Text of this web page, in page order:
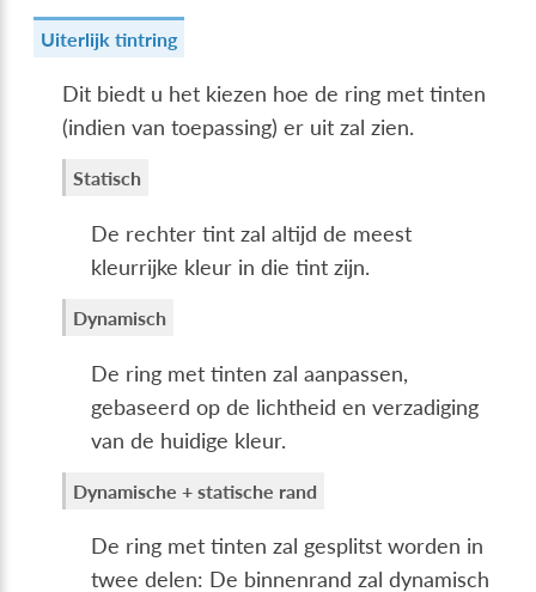
Uiterlijk tintring
Dit biedt u het kiezen hoe de ring met tinten
(indien van toepassing) er uit zal zien.
Statisch
De rechter tint zal altijd de meest
kleurrijke kleur in die tint zijn.
Dynamisch
De ring met tinten zal aanpassen,
gebaseerd op de lichtheid en verzadiging
van de huidige kleur.
Dynamische + statische rand
De ring met tinten zal gesplitst worden in
twee delen: De binnenrand zal dynamisch